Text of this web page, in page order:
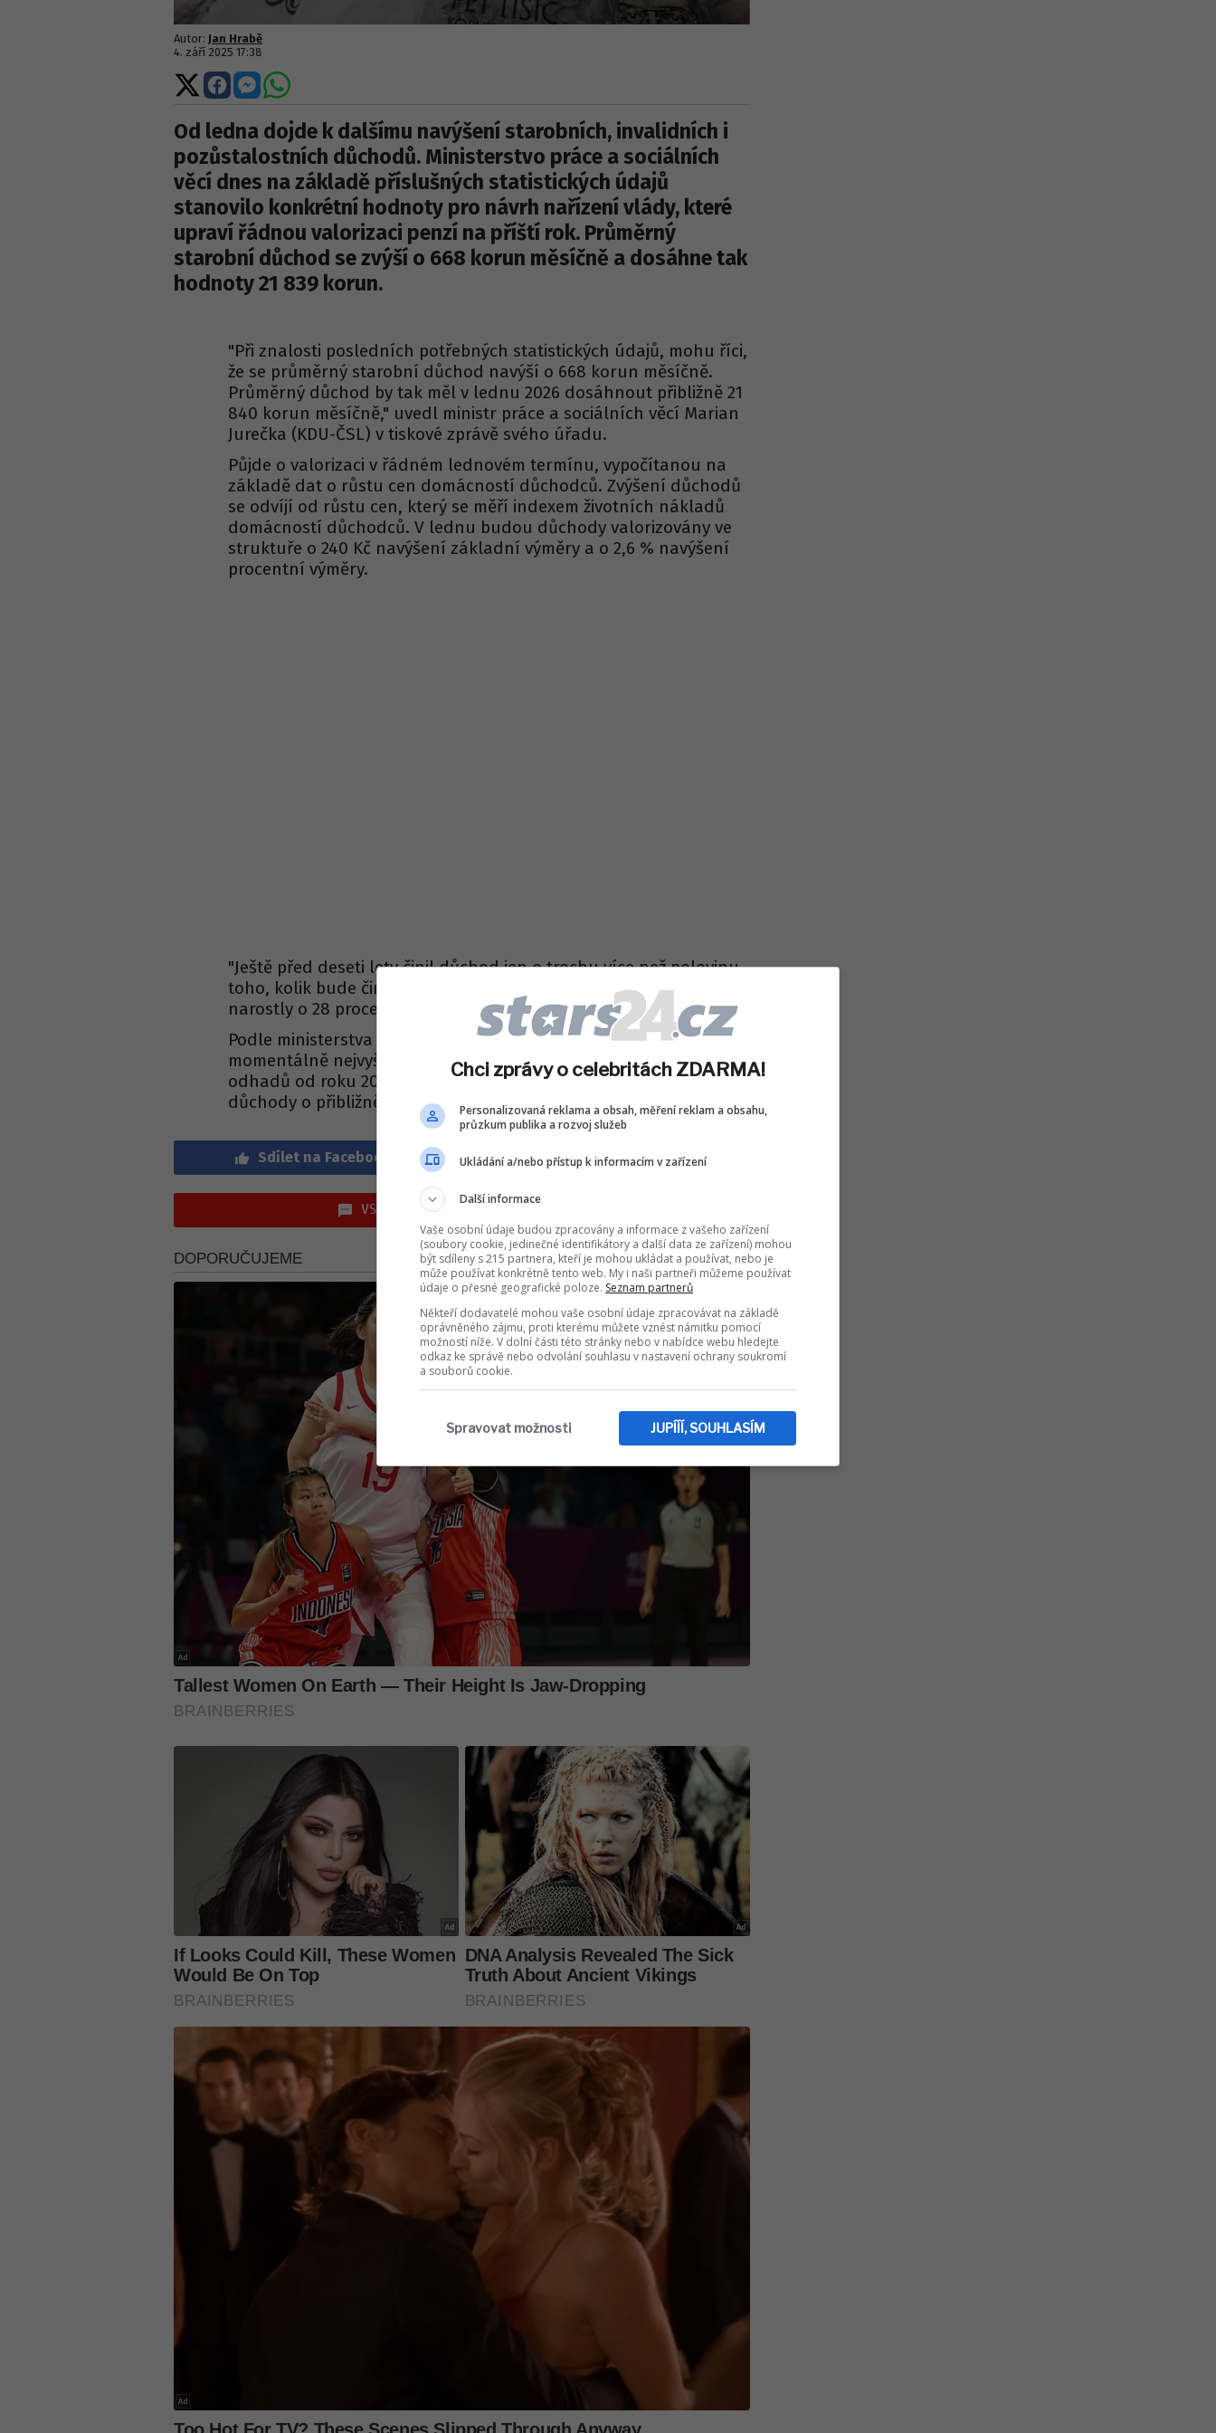
Autor: Jan Hrabě
4. září 2025 17:38
Sdílet
na
Sdílet
na
Sdílet
na
Sdílet
Od ledna dojde k dalšímu navýšení starobních, invalidních i
pozůstalostních důchodů. Ministerstvo práce a sociálních
věcí dnes na základě příslušných statistických údajů
stanovilo konkrétní hodnoty pro návrh nařízení vlády, které
upraví řádnou valorizaci penzí na příští rok. Průměrný
starobní důchod se zvýší o 668 korun měsíčně a dosáhne tak
hodnoty 21 839 korun.
"Při znalosti posledních potřebných statistických údajů, mohu říci,
že se průměrný starobní důchod navýší o 668 korun měsíčně.
Průměrný důchod by tak měl v lednu 2026 dosáhnout přibližně 21
840 korun měsíčně," uvedl ministr práce a sociálních věcí Marian
Jurečka (KDU-ČSL) v tiskové zprávě svého úřadu.
Půjde o valorizaci v řádném lednovém termínu, vypočítanou na
základě dat o růstu cen domácností důchodců. Zvýšení důchodů
se odvíjí od růstu cen, který se měří indexem životních nákladů
domácností důchodců. V lednu budou důchody valorizovány ve
struktuře o 240 Kč navýšení základní výměry a o 2,6 % navýšení
procentní výměry.
"Ještě před deseti lety činil důchod jen o trochu více než polovinu
toho, kolik bude činit v roce 2026. Celkově za naší vlády důchody
narostly o 28 procent," dodal ministr Jurečka.
Podle ministerstva stále platí, že důchody jsou
momentálně nejvyšší v historii České republiky. Podle aktuálních
odhadů od roku 2016, tedy během posledních deseti let, vzrostou
důchody o přibližně 18 procent více než ceny.
Sdílet na Facebook Sdílet na WhatsApp
VSTOUPIT DO DISKUZE (0 PŘÍSPĚVKŮ)
Chci zprávy o celebritách ZDARMA!
Personalizovaná reklama a obsah, měření reklam a obsahu,
průzkum publika a rozvoj služeb
Ukládání a/nebo přístup k informacím v zařízení
Další informace
Vaše osobní údaje budou zpracovány a informace z vašeho zařízení
(soubory cookie, jedinečné identifikátory a další data ze zařízení) mohou
být sdíleny s 215 partnera, kteří je mohou ukládat a používat, nebo je
může používat konkrétně tento web. My i naši partneři můžeme používat
údaje o přesné geografické poloze. Seznam partnerů
Někteří dodavatelé mohou vaše osobní údaje zpracovávat na základě
oprávněného zájmu, proti kterému můžete vznést námitku pomocí
možností níže. V dolní části této stránky nebo v nabídce webu hledejte
odkaz ke správě nebo odvolání souhlasu v nastavení ochrany soukromí
a souborů cookie.
JUPÍÍÍ, SOUHLASÍM
Spravovat možnosti